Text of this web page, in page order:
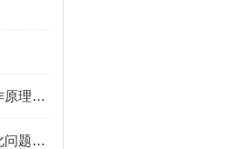
消防呼吸空气填充泵工作原理与适用领域
消防呼吸空气填充泵老化问题与更换策略